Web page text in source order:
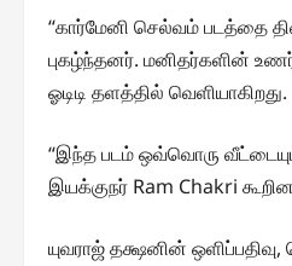
“கார்மேனி செல்வம் படத்தை
புகழ்ந்தனர். மனிதர்களின்
ஓடிடி தளத்தில் வெளியாகிறது.
“இந்த படம் ஒவ்வொரு
இயக்குநர் Ram Chakri
யுவராஜ் தக்ஷனின்